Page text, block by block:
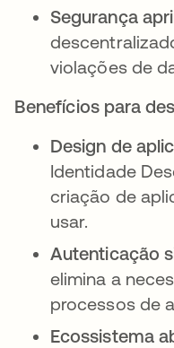
Segurança
violações de
Benefícios para
Design de
Identidade
criação de
usar.
Autenticação
elimina a
processos de
Ecossistema